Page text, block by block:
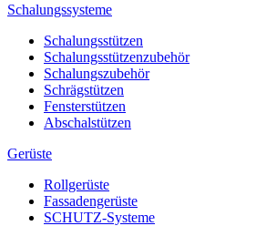
Schalungssysteme
Schalungsstützen
Schalungsstützenzubehör
Schalungszubehör
Schrägstützen
Fensterstützen
Abschalstützen
Gerüste
Rollgerüste
Fassadengerüste
SCHUTZ-Systeme